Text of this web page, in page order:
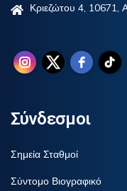
Κριεζώτου 4, 10671,
Σύνδεσμοι
Σημεία Σταθμοί
Σύντομο Βιογραφικό